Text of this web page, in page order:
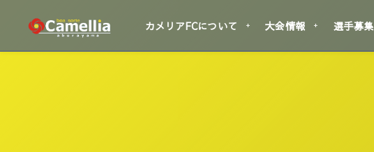
カメリアFCについて 大会情報 選手募集